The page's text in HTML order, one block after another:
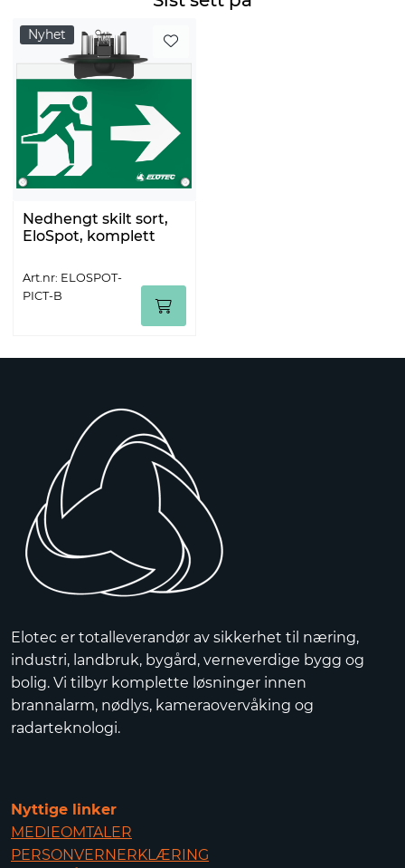
Nyhet
Nedhengt skilt sort,
EloSpot, komplett
Art.nr: ELOSPOT-
PICT-B
Elotec er totalleverandør av sikkerhet til næring,
industri, landbruk, bygård, verneverdige bygg og
bolig. Vi tilbyr komplette løsninger innen
brannalarm, nødlys, kameraovervåking og
radarteknologi.
Nyttige linker
MEDIEOMTALER
PERSONVERNERKLÆRING